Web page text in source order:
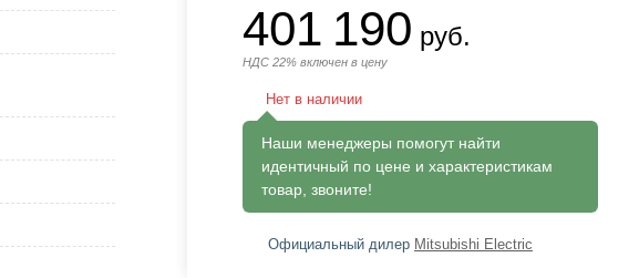
401 190 руб.
НДС 22% включен в цену
Нет в наличии
Наши менеджеры помогут найти
идентичный по цене и характеристикам
товар, звоните!
Официальный дилер Mitsubishi Electric